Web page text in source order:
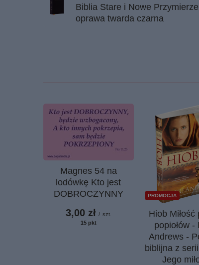
Biblia Stare i Nowe
oprawa twarda czarna
Magnes 54 na
lodówkę Kto jest
DOBROCZYNNY
3,00 zł / szt.
15 pktpunktów
PROMOCJA
Hiob Miłość
popiołów -
Andrews -
biblijna z
Jego